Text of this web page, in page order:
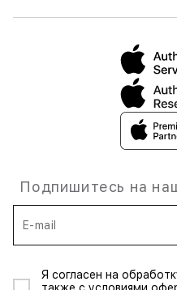
Подпишитесь на
E-mail
Я согласен на
также с условиями